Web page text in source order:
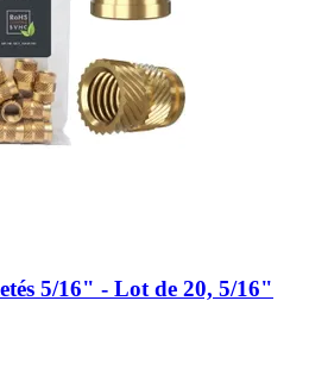
5/16" -​ Lot de 20, 5/16"